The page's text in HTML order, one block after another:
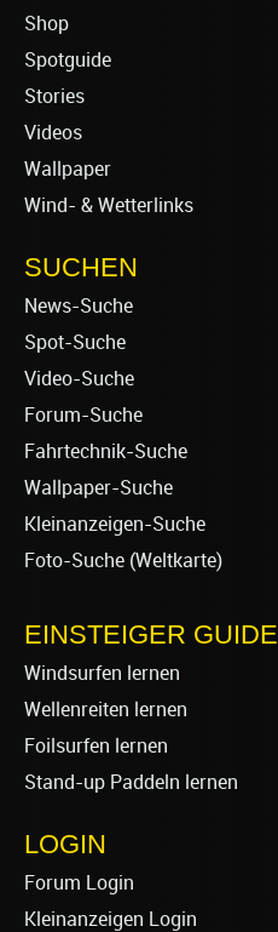
Shop
Spotguide
Stories
Videos
Wallpaper
Wind- & Wetterlinks
SUCHEN
News-Suche
Spot-Suche
Video-Suche
Forum-Suche
Fahrtechnik-Suche
Wallpaper-Suche
Kleinanzeigen-Suche
Foto-Suche (Weltkarte)
EINSTEIGER GUIDE
Windsurfen lernen
Wellenreiten lernen
Foilsurfen lernen
Stand-up Paddeln lernen
LOGIN
Forum Login
Kleinanzeigen Login